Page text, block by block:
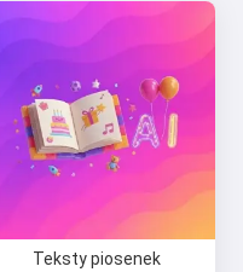
Teksty piosenek